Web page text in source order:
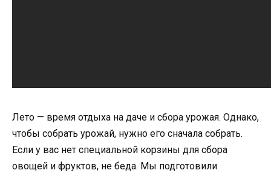
Лето — время отдыха на даче и сбора урожая. Однако,
чтобы собрать урожай, нужно его сначала собрать.
Если у вас нет специальной корзины для сбора
овощей и фруктов, не беда. Мы подготовили